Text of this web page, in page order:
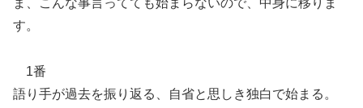
ま、こんな事言ってても始まらないので、中身に移りま
す。
1番
語り手が過去を振り返る、自省と思しき独白で始まる。